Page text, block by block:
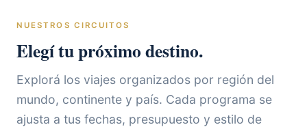
NUESTROS CIRCUITOS
Elegí tu próximo destino.
Explorá los viajes organizados por región del
mundo, continente y país. Cada programa se
ajusta a tus fechas, presupuesto y estilo de